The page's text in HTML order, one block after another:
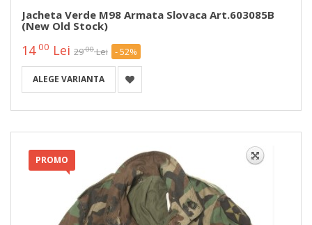
Jacheta Verde M98 Armata Slovaca Art.603085B
(new Old Stock)
14 00 Lei 2900 Lei - 52%
ALEGE VARIANTA
PROMO